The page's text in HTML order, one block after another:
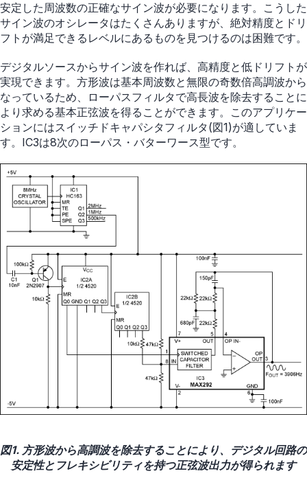
安定した周波数の正確なサイン波が必要になります。こうした
サイン波のオシレータはたくさんありますが、絶対精度とドリ
フトが満足できるレベルにあるものを見つけるのは困難です。
デジタルソースからサイン波を作れば、高精度と低ドリフトが
実現できます。方形波は基本周波数と無限の奇数倍高調波から
なっているため、ローパスフィルタで高長波を除去することに
より求める基本正弦波を得ることができます。このアプリケー
ションにはスイッチドキャパシタフィルタ(図1)が適していま
す。IC3は8次のローパス・バターワース型です。
図1. 方形波から高調波を除去することにより、デジタル回路の
安定性とフレキシビリティを持つ正弦波出力が得られます